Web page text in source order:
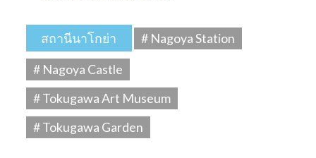
สถานีนาโกย่า
# Nagoya Station
# Nagoya Castle
# Tokugawa Art Museum
# Tokugawa Garden